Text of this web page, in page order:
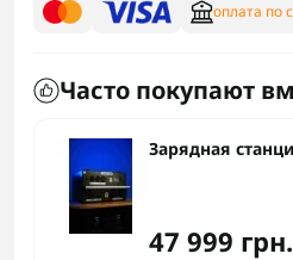
оплата по
Часто покупают
Зарядная
47 999 грн.